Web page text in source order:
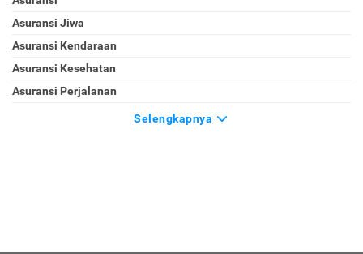
Asuransi Jiwa
Asuransi Kendaraan
Asuransi Kesehatan
Asuransi Perjalanan
Selengkapnya